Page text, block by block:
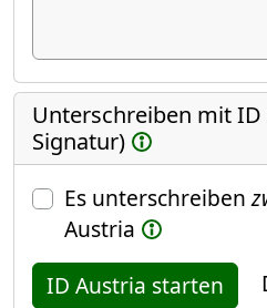
Unterschreiben mit ID
Signatur)
Es unterschreiben
Austria
ID Austria starten